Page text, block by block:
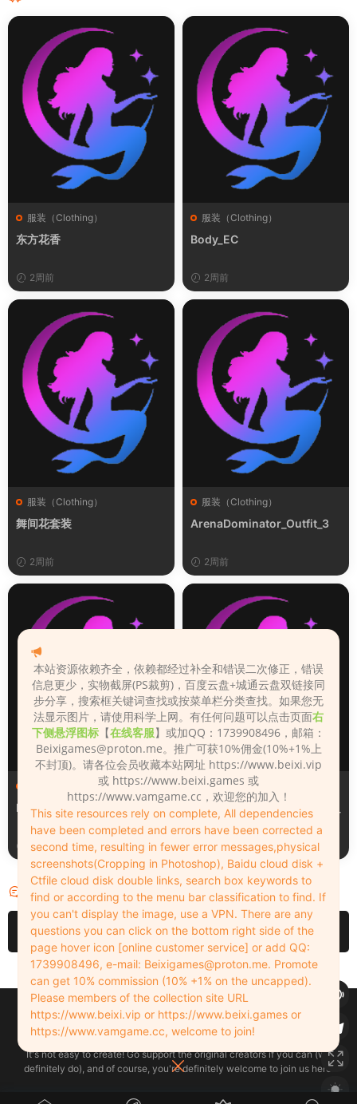
服装（Clothing）
东方花香
2周前
服装（Clothing）
Body_EC
2周前
服装（Clothing）
舞间花套装
2周前
服装（Clothing）
ArenaDominator_Outfit_3
2周前
服装（Clothing）
Leopard_print_office_suit
2周前
服装（Clothing）
Lacquer_leather_two_tone_
tight_mini_skirt
2周前
评论 5
请先登录
Copyleft © 2022-2026 beixi.vip - All Rights Freedom！
创作不易！有能力的同学可以去支持一下原创作者（我们绝对支持），当然
了，您加入这里我们也绝对欢迎！
It's not easy to create! Go support the original creators if you can (we
definitely do), and of course, you're definitely welcome to join us here!
本站资源依赖齐全，依赖都经过补全和错误二次修正，错误
信息更少，实物截屏(PS裁剪)，百度云盘+城通云盘双链接同
步分享，搜索框关键词查找或按菜单栏分类查找。如果您无
法显示图片，请使用科学上网。有任何问题可以点击页面右
下侧悬浮图标 【在线客服】或加QQ：1739908496，邮箱：
Beixigames@proton.me。推广可获10%佣金(10%+1%上
不封顶)。请各位会员收藏本站网址 https://www.beixi.vip
或 https://www.beixi.games 或
https://www.vamgame.cc，欢迎您的加入！
This site resources rely on complete, All dependencies
have been completed and errors have been corrected a
second time, resulting in fewer error messages,physical
screenshots(Cropping in Photoshop), Baidu cloud disk +
Ctfile cloud disk double links, search box keywords to
find or according to the menu bar classification to find. If
you can't display the image, use a VPN. There are any
questions you can click on the bottom right side of the
page hover icon [online customer service] or add QQ:
1739908496, e-mail: Beixigames@proton.me. Promote
can get 10% commission (10% +1% on the uncapped).
Please members of the collection site URL
https://www.beixi.vip or https://www.beixi.games or
https://www.vamgame.cc, welcome to join!